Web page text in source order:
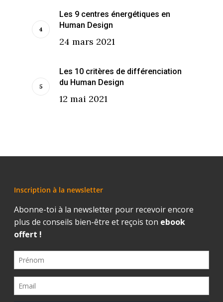
Les 9 centres énergétiques en
Human Design
24 mars 2021
Les 10 critères de différenciation
du Human Design
12 mai 2021
Inscription à la newsletter